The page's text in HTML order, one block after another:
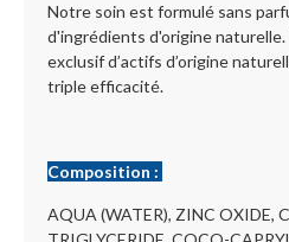
Notre soin est formulé sans
d'ingrédients d'origine
exclusif d’actifs d’origine
triple efficacité.
Composition :
AQUA (WATER), ZINC OXIDE,